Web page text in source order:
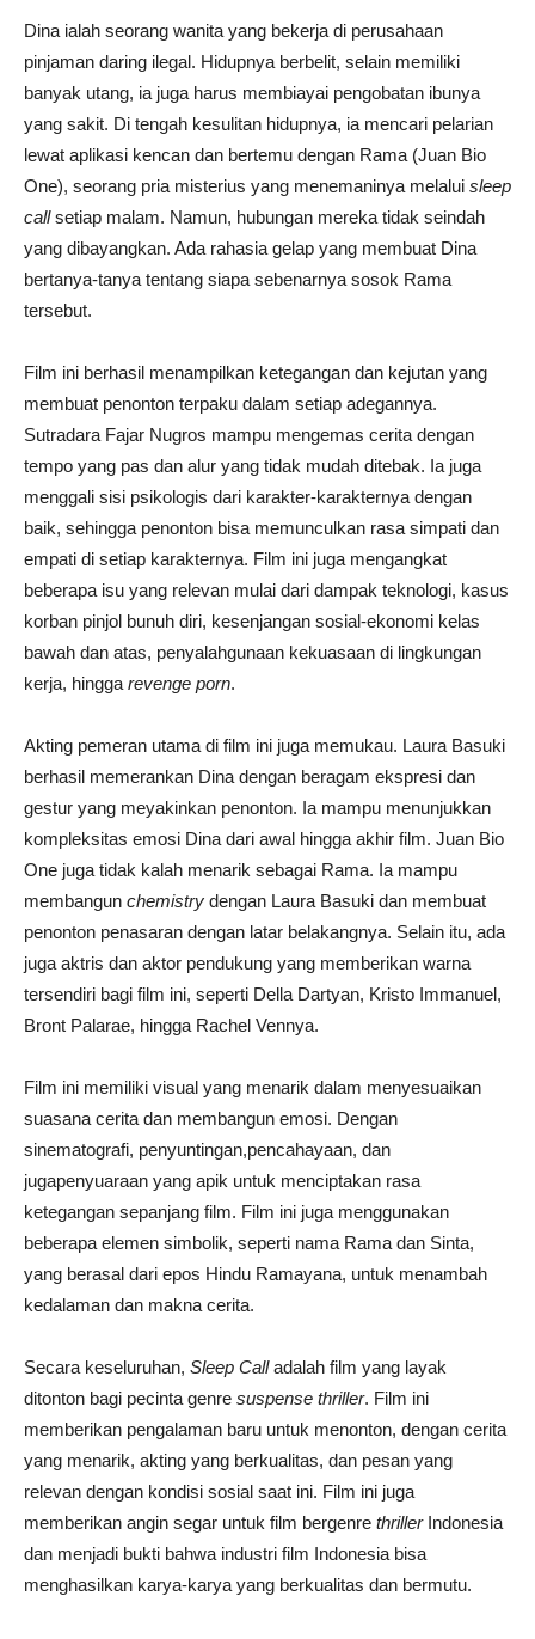
Dina ialah seorang wanita yang bekerja di perusahaan
pinjaman daring ilegal. Hidupnya berbelit, selain memiliki
banyak utang, ia juga harus membiayai pengobatan ibunya
yang sakit. Di tengah kesulitan hidupnya, ia mencari pelarian
lewat aplikasi kencan dan bertemu dengan Rama (Juan Bio
One), seorang pria misterius yang menemaninya melalui sleep
callsetiap malam. Namun, hubungan mereka tidak seindah
yang dibayangkan. Ada rahasia gelap yang membuat Dina
bertanya-tanya tentang siapa sebenarnya sosok Rama
tersebut.
Film ini berhasil menampilkan ketegangan dan kejutan yang
membuat penonton terpaku dalam setiap adegannya.
Sutradara Fajar Nugros mampu mengemas cerita dengan
tempo yang pas dan alur yang tidak mudah ditebak. Ia juga
menggali sisi psikologis dari karakter-karakternya dengan
baik, sehingga penonton bisa memunculkan rasa simpati dan
empati di setiap karakternya. Film ini juga mengangkat
beberapa isu yang relevan mulai dari dampak teknologi, kasus
korban pinjol bunuh diri, kesenjangan sosial-ekonomi kelas
bawah dan atas, penyalahgunaan kekuasaan di lingkungan
kerja, hingga revenge porn.
Akting pemeran utama di film ini juga memukau. Laura Basuki
berhasil memerankan Dina dengan beragam ekspresi dan
gestur yang meyakinkan penonton. Ia mampu menunjukkan
kompleksitas emosi Dina dari awal hingga akhir film. Juan Bio
One juga tidak kalah menarik sebagai Rama. Ia mampu
membangun chemistry dengan Laura Basuki dan membuat
penonton penasaran dengan latar belakangnya. Selain itu, ada
juga aktris dan aktor pendukung yang memberikan warna
tersendiri bagi film ini, seperti Della Dartyan, Kristo Immanuel,
Bront Palarae, hingga Rachel Vennya.
Film ini memiliki visual yang menarik dalam menyesuaikan
suasana cerita dan membangun emosi. Dengan
sinematografi, penyuntingan,pencahayaan, dan
jugapenyuaraan yang apik untuk menciptakan rasa
ketegangan sepanjang film. Film ini juga menggunakan
beberapa elemen simbolik, seperti nama Rama dan Sinta,
yang berasal dari epos Hindu Ramayana, untuk menambah
kedalaman dan makna cerita.
Secara keseluruhan, Sleep Calladalah film yang layak
ditonton bagi pecinta genre suspense thriller. Film ini
memberikan pengalaman baru untuk menonton, dengan cerita
yang menarik, akting yang berkualitas, dan pesan yang
relevan dengan kondisi sosial saat ini. Film ini juga
memberikan angin segar untuk film bergenre thrillerIndonesia
dan menjadi bukti bahwa industri film Indonesia bisa
menghasilkan karya-karya yang berkualitas dan bermutu.